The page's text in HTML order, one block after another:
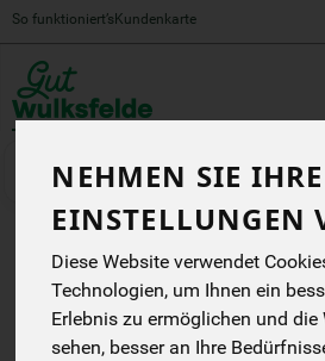
NEHMEN SIE
EINSTELLUNGEN
Diese Website verwendet
Technologien, um Ihnen ein
Erlebnis zu ermöglichen und die
sehen, besser an Ihre
So funktioniert’s Kundenkarte
Gemüse
SALAT
WULKSFELDE
Gut